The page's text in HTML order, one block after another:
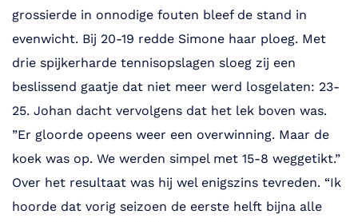
grossierde in onnodige fouten bleef de stand in
evenwicht. Bij 20-19 redde Simone haar ploeg. Met
drie spijkerharde tennisopslagen sloeg zij een
beslissend gaatje dat niet meer werd losgelaten: 23-
25. Johan dacht vervolgens dat het lek boven was.
”Er gloorde opeens weer een overwinning. Maar de
koek was op. We werden simpel met 15-8 weggetikt.”
Over het resultaat was hij wel enigszins tevreden. “Ik
hoorde dat vorig seizoen de eerste helft bijna alle